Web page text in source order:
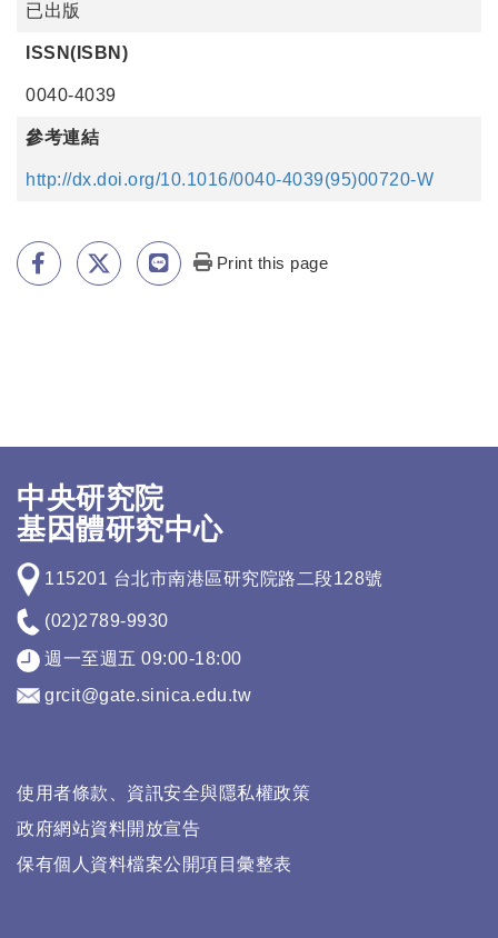
已出版
ISSN(ISBN)
0040-4039
參考連結
http://dx.doi.org/10.1016/0040-4039(95)00720-W
Print this page
中央研究院
基因體研究中心
115201 台北市南港區研究院路二段128號
(02)2789-9930
週一至週五 09:00-18:00
grcit@gate.sinica.edu.tw
使用者條款、資訊安全與隱私權政策
政府網站資料開放宣告
保有個人資料檔案公開項目彙整表